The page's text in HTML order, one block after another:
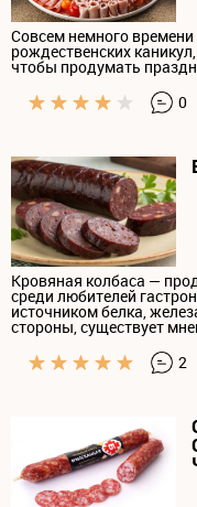
Совсем немного времени
рождественских
чтобы продумать
0
Кровяная колбаса —
среди любителей
источником белка,
стороны, существует
2